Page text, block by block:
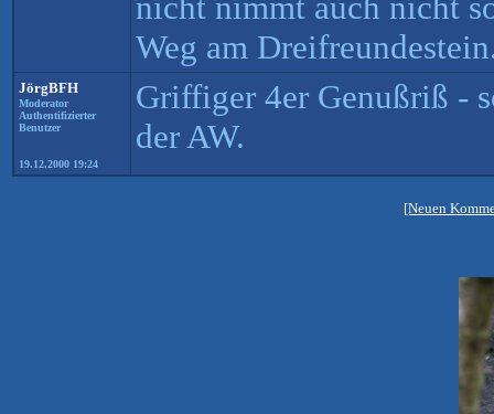
Weg am
JörgBFH
Moderator
Authentifizierter
Benutzer
19.12.2000 19:24
Griffiger 4er Genußriß -
der AW.
[Neuen